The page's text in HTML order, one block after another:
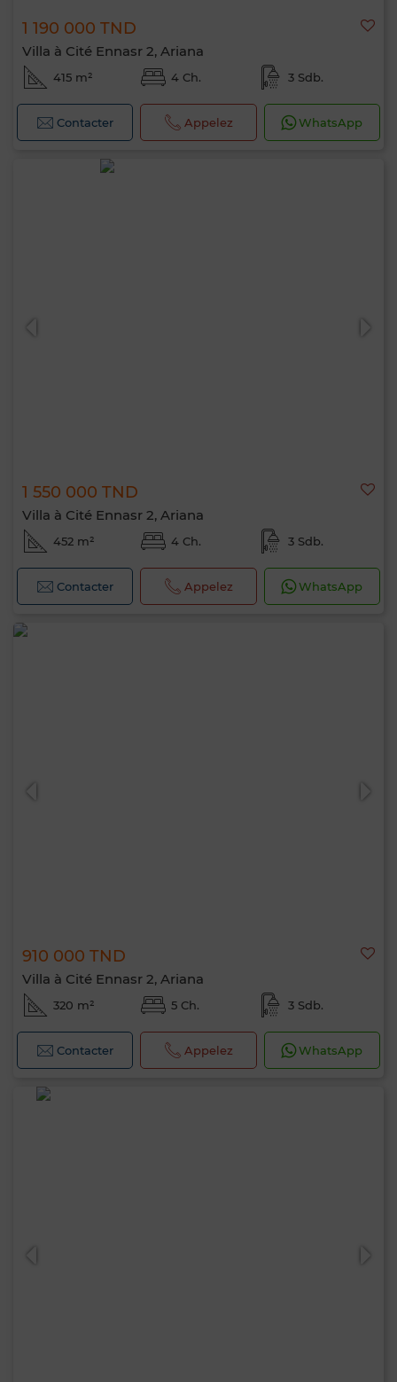
1 190 000 TND
Villa à Cité Ennasr 2, Ariana
415 m² 4 Ch. 3 Sdb.
Contacter Appelez WhatsApp
1 550 000 TND
Villa à Cité Ennasr 2, Ariana
452 m² 4 Ch. 3 Sdb.
Contacter Appelez WhatsApp
910 000 TND
Villa à Cité Ennasr 2, Ariana
320 m² 5 Ch. 3 Sdb.
Contacter Appelez WhatsApp